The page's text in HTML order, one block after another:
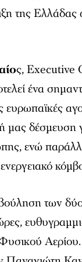
της Ελλάδας
ς, Executive
ένα
ευρωπαϊκές
μας δέσμευση
ενώ
των